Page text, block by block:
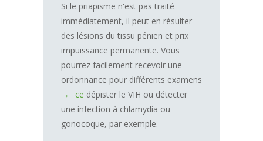
Si le priapisme n'est pas traité
immédiatement, il peut en résulter
des lésions du tissu pénien et prix
impuissance permanente. Vous
pourrez facilement recevoir une
ordonnance pour différents examens
ce dépister le VIH ou détecter
une infection à chlamydia ou
gonocoque, par exemple.